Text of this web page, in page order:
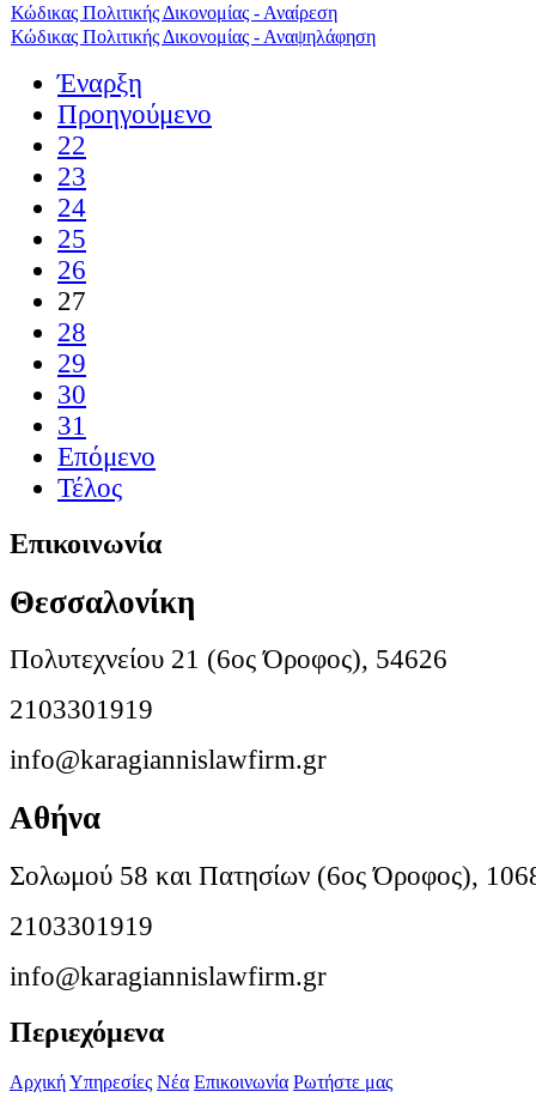
Κώδικας Πολιτικής Δικονομίας - Αναίρεση
Κώδικας Πολιτικής Δικονομίας - Αναψηλάφηση
Έναρξη
Προηγούμενο
22
23
24
25
26
27
28
29
30
31
Επόμενο
Τέλος
Επικοινωνία
Θεσσαλονίκη
Πολυτεχνείου 21 (6ος Όροφος), 54626
2103301919
info@karagiannislawfirm.gr
Αθήνα
Σολωμού 58 και Πατησίων (6ος Όροφος),
2103301919
info@karagiannislawfirm.gr
Περιεχόμενα
ΑρχικήΥπηρεσίες Νέα Επικοινωνία Ρωτήστε μας